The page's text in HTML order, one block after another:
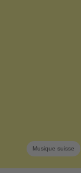
Musique suisse